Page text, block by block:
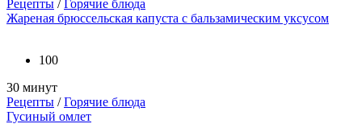
Рецепты /Горячие блюда
Жареная брюссельская капуста с бальзамическим уксусом
100
30 минут
Рецепты /Горячие блюда
Гусиный омлет